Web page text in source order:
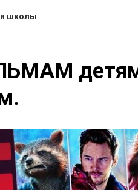
школы